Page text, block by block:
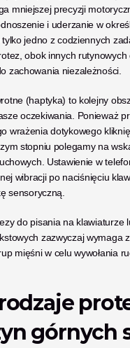
mniejszej precyzji
i uderzanie w
jedno z codziennych
obok innych rutynowych
zachowania niezależności.
(haptyka) to kolejny
oczekiwania. Ponieważ
wrażenia dotykowego
stopniu polegamy na
Ustawienie w
wibracji po naciśnięciu
sensoryczną.
do pisania na klawiaturze
zazwyczaj wymaga
mięśni w celu wywołania
górnych